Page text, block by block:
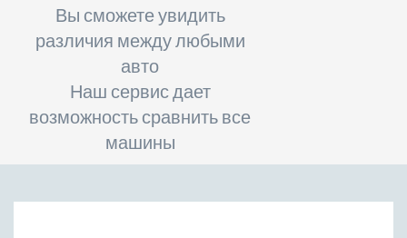
Вы сможете увидить
различия между любыми
авто
Наш сервис дает
возможность сравнить все
машины